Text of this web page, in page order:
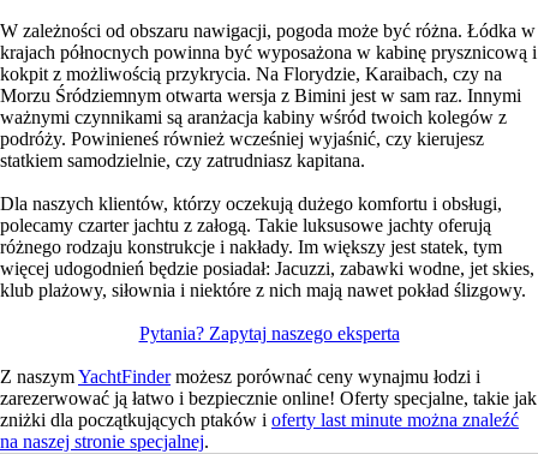
W zależności od obszaru nawigacji, pogoda może być różna. Łódka w
krajach północnych powinna być wyposażona w kabinę prysznicową i
kokpit z możliwością przykrycia. Na Florydzie, Karaibach, czy na
Morzu Śródziemnym otwarta wersja z Bimini jest w sam raz. Innymi
ważnymi czynnikami są aranżacja kabiny wśród twoich kolegów z
podróży. Powinieneś również wcześniej wyjaśnić, czy kierujesz
statkiem samodzielnie, czy zatrudniasz kapitana.
Dla naszych klientów, którzy oczekują dużego komfortu i obsługi,
polecamy czarter jachtu z załogą. Takie luksusowe jachty oferują
różnego rodzaju konstrukcje i nakłady. Im większy jest statek, tym
więcej udogodnień będzie posiadał: Jacuzzi, zabawki wodne, jet skies,
klub plażowy, siłownia i niektóre z nich mają nawet pokład ślizgowy.
Pytania? Zapytaj naszego eksperta
Z naszymYachtFindermożesz porównać ceny wynajmu łodzi i
zarezerwować ją łatwo i bezpiecznie online! Oferty specjalne, takie jak
zniżki dla początkujących ptaków i oferty last minute można znaleźć
na naszej stronie specjalnej.